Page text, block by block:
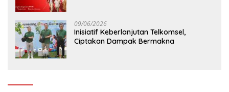
09/06/2026
Inisiatif Keberlanjutan Telkomsel,
Ciptakan Dampak Bermakna